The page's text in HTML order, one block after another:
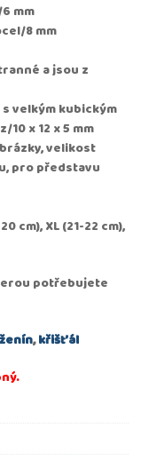
mm
8 mm
a jsou z
velkým kubickým
x 12 x 5 mm
velikost
pro představu
cm), XL (21-22 cm),
potřebujete
,křišťál